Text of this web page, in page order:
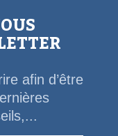
afin d’être